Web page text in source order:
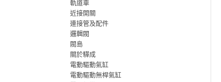
軌道車
近接開關
連接管及配件
邏輯閥
閥島
關於驊成
電動驅動氣缸
電動驅動無桿氣缸